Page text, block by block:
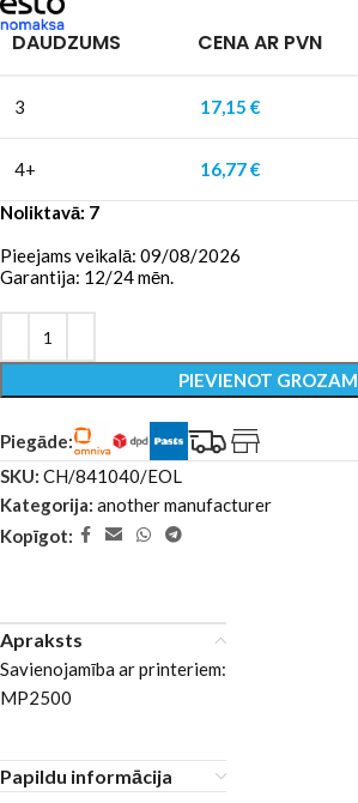
DAUDZUMS CENA AR PVN
3 17,15 €
4+ 16,77€
Noliktavā: 7
Pieejams veikalā: 09/08/2026
Garantija: 12/24 mēn.
PIEVIENOT GROZAM
Piegāde:
SKU: CH/841040/EOL
Kategorija: another manufacturer
Kopīgot:
Apraksts
Savienojamība ar printeriem:
MP2500
Papildu informācija